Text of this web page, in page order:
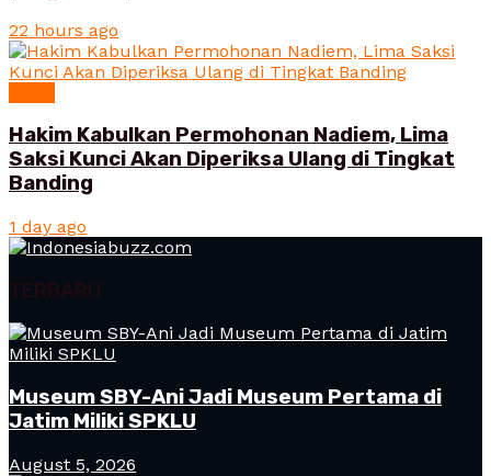
22 hours ago
Hakim Kabulkan Permohonan Nadiem, Lima
Saksi Kunci Akan Diperiksa Ulang di Tingkat
Banding
1 day ago
TERBARU
Museum SBY-Ani Jadi Museum Pertama di
Jatim Miliki SPKLU
August 5, 2026